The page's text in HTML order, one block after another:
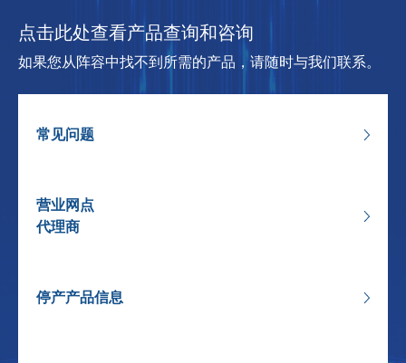
点击此处查看产品查询和咨询
如果您从阵容中找不到所需的产品，请随时与我们联系。
常见问题
营业网点
代理商
停产产品信息